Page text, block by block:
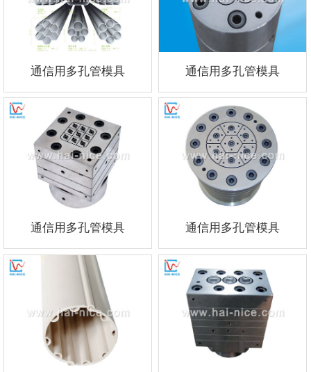
通信用多孔管模具 通信用多孔管模具
通信用多孔管模具 通信用多孔管模具